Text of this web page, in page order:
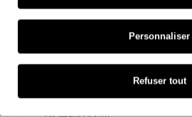
Personnaliser
Refuser tout